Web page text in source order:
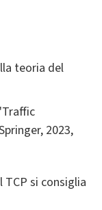
teoria del
2023,
si consiglia